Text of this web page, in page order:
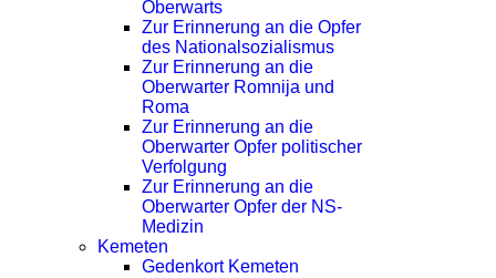
Oberwarts
Zur Erinnerung an die Opfer
des Nationalsozialismus
Zur Erinnerung an die
Oberwarter Romnija und
Roma
Zur Erinnerung an die
Oberwarter Opfer politischer
Verfolgung
Zur Erinnerung an die
Oberwarter Opfer der NS-
Medizin
Kemeten
Gedenkort Kemeten